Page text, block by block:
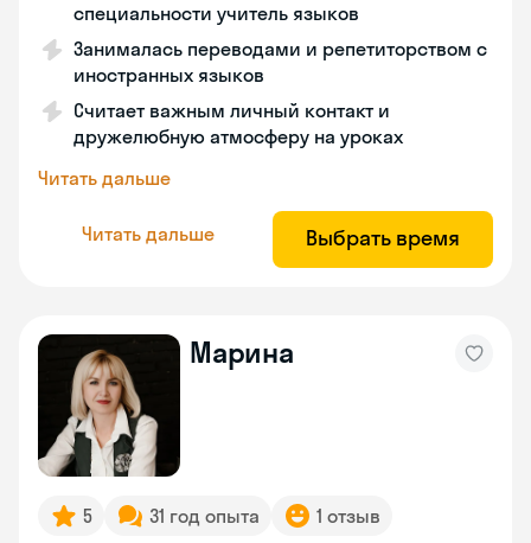
специальности учитель языков
Занималась переводами и репетиторством с
иностранных языков
Считает важным личный контакт и
дружелюбную атмосферу на уроках
Читать дальше
Читать дальше Выбрать время
Марина
5 31 год опыта 1 отзыв